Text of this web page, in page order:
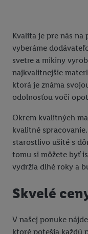
Kvalita je pre nás
vyberáme
svetre a mikiny
najkvalitnejšie
ktorá je známa
odolnosťou voči
Okrem kvalitných
kvalitné
starostlivo ušité s
tomu si môžete byť
vydržia dlhé roky a
Skvelé
V našej ponuke
ktoré potešia každú